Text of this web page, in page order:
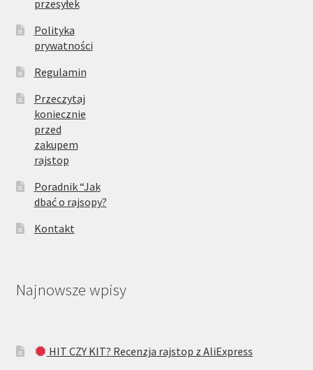
przesyłek
Polityka
prywatności
Regulamin
Przeczytaj
koniecznie
przed
zakupem
rajstop
Poradnik “Jak
dbać o rajsopy?
Kontakt
Najnowsze wpisy
HIT CZY KIT? Recenzja rajstop z AliExpress